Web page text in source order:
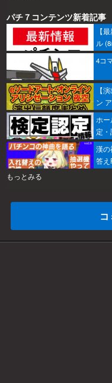
パチ７コンテンツ新着記事
【
ル
4コ
【
ン
ホ
定
版】
漢
答え
もっとみる